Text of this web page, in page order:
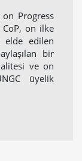
Progress
CoP, on ilke
elde edilen
bir
ve on
üyelik